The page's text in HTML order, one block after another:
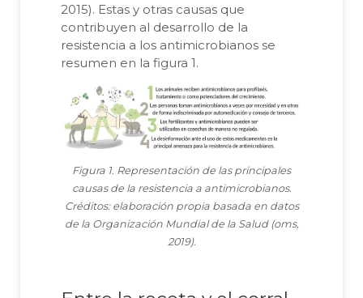
2015). Estas y otras causas que
contribuyen al desarrollo de la
resistencia a los antimicrobianos se
resumen en la figura 1.
Figura 1. Representación de las principales
causas de la resistencia a antimicrobianos.
Créditos: elaboración propia basada en datos
de la Organización Mundial de la Salud (oms,
2019).